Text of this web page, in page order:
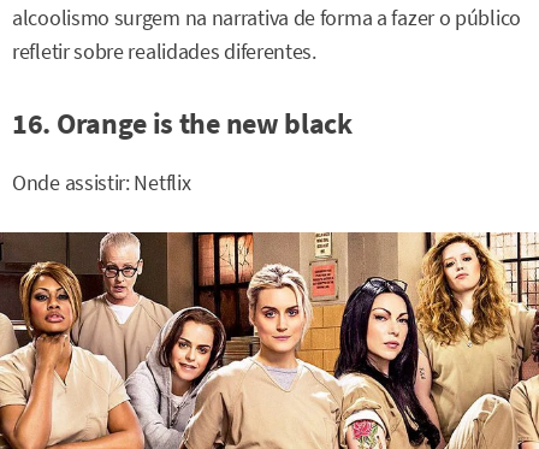
alcoolismo surgem na narrativa de forma a fazer o público
refletir sobre realidades diferentes.
16. Orange is the new black
Onde assistir: Netflix